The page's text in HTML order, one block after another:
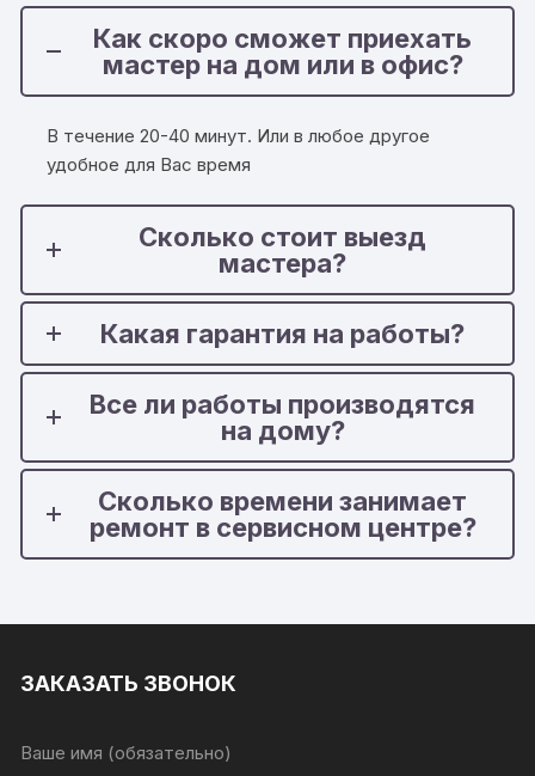
Как скоро сможет приехать
мастер на дом или в офис?
В течение 20-40 минут. Или в любое другое
удобное для Вас время
Сколько стоит выезд
мастера?
Какая гарантия на работы?
Все ли работы производятся
на дому?
Сколько времени занимает
ремонт в сервисном центре?
ЗАКАЗАТЬ ЗВОНОК
Ваше имя (обязательно)